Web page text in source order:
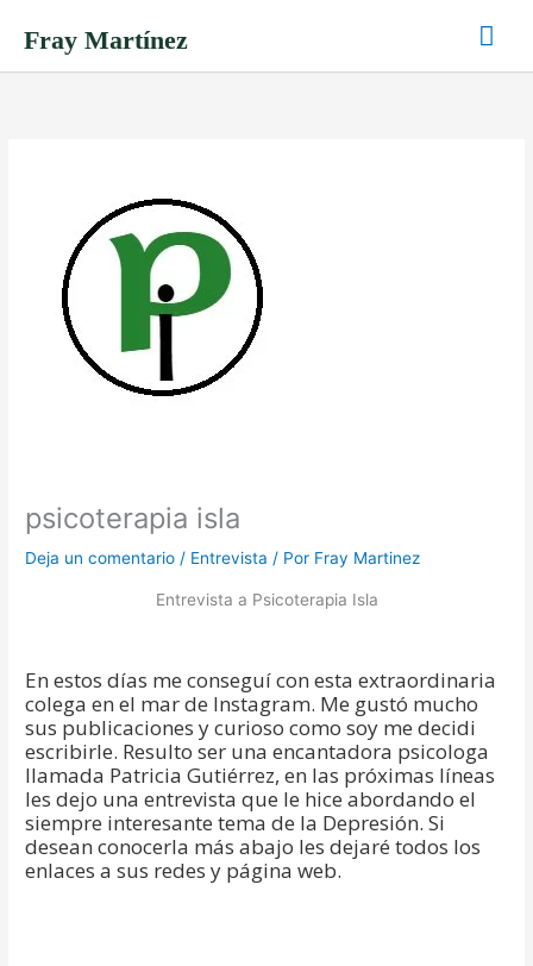
Fray Martínez
psicoterapia isla
Deja un comentario / Entrevista / Por Fray Martinez
Entrevista a Psicoterapia Isla
En estos días me conseguí con esta extraordinaria
colega en el mar de Instagram. Me gustó mucho
sus publicaciones y curioso como soy me decidi
escribirle. Resulto ser una encantadora psicologa
llamada Patricia Gutiérrez, en las próximas líneas
les dejo una entrevista que le hice abordando el
siempre interesante tema de la Depresión. Si
desean conocerla más abajo les dejaré todos los
enlaces a sus redes y página web.